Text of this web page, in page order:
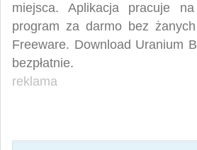
miejsca. Aplikacja pracuje
program za darmo bez
Freeware. Download Uranium
bezpłatnie.
reklama